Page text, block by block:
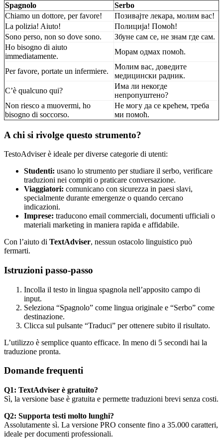
Spagnolo
Serbo
Chiamo un dottore, per favore!
Позивајте лекара, молим вас!
La polizia! Aiuto!
Полиција! Помоћ!
Sono perso, non so dove sono.
Збуне сам се, не знам где сам.
Ho bisogno di aiuto
immediatamente.
Морам одмах помоћ.
Per favore, portate un infermiere.
Молим вас, доведите
медицински радник.
C’è qualcuno qui?
Има ли некогде
непропуштено?
Non riesco a muovermi, ho
bisogno di soccorso.
Не могу да се крећем, треба
ми помоћ.
A chi si rivolge questo strumento?
TestoAdviser è ideale per diverse categorie di utenti:
Studenti: usano lo strumento per studiare il serbo, verificare
traduzioni nei compiti o praticare conversazione.
Viaggiatori: comunicano con sicurezza in paesi slavi,
specialmente durante emergenze o quando cercano
indicazioni.
Imprese: traducono email commerciali, documenti ufficiali o
materiali marketing in maniera rapida e affidabile.
Con l’aiuto di TextAdviser, nessun ostacolo linguistico può
fermarti.
Istruzioni passo-passo
Incolla il testo in lingua spagnola nell’apposito campo di
input.
Seleziona “Spagnolo” come lingua originale e “Serbo” come
destinazione.
Clicca sul pulsante “Traduci” per ottenere subito il risultato.
L’utilizzo è semplice quanto efficace. In meno di 5 secondi hai la
traduzione pronta.
Domande frequenti
Q1: TextAdviser è gratuito?
Sì, la versione base è gratuita e permette traduzioni brevi senza costi.
Q2: Supporta testi molto lunghi?
Assolutamente sì. La versione PRO consente fino a 35.000 caratteri,
ideale per documenti professionali.